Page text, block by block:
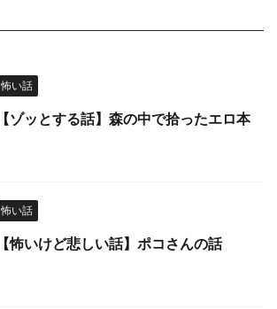
怖い話
【ゾッとする話】森の中で拾ったエロ本
怖い話
【怖いけど悲しい話】ポコさんの話